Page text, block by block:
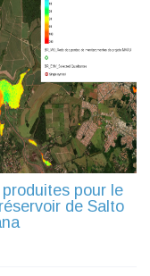
pour le
de Salto